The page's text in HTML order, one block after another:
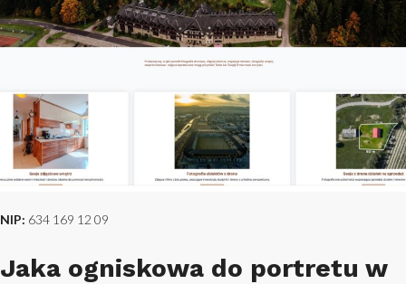
NIP: 634 169 12 09
Jaka ogniskowa do portretu w